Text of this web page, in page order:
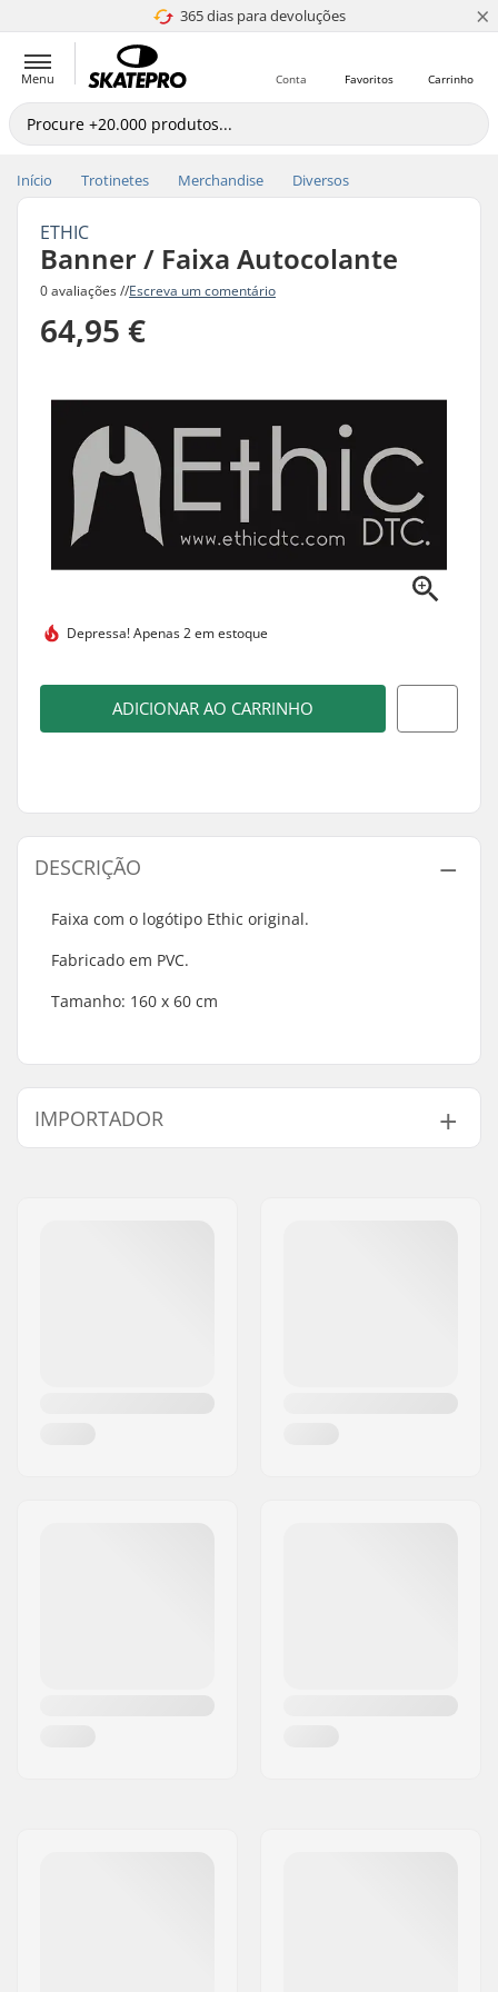
365 dias para devoluções
4.8 de 5 ×
Menu Carrinho
Favoritos
Conta
Início Trotinetes Merchandise Diversos
ETHIC
Banner / Faixa Autocolante
0 avaliações //Escreva um comentário
64,95 €
Depressa!Apenas 2 em estoque
ADICIONAR AO CARRINHO
DESCRIÇÃO
Faixa com o logótipo Ethic original.
Fabricado em PVC.
Tamanho: 160 x 60 cm
IMPORTADOR